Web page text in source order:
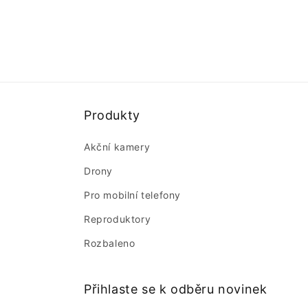
Produkty
Akční kamery
Drony
Pro mobilní telefony
Reproduktory
Rozbaleno
Přihlaste se k odběru novinek